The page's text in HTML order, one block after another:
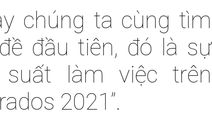
chúng ta cùng tìm
đầu tiên, đó là sự
suất làm việc trên
2021”.